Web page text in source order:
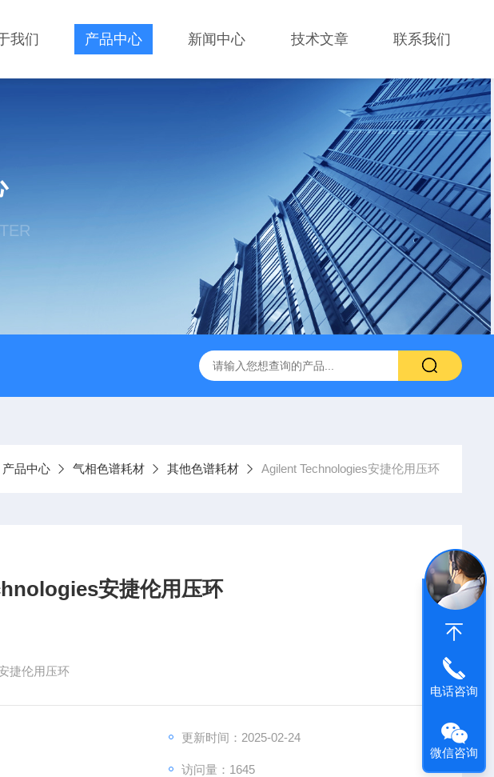
我们 产品中心 新闻中心 技术文章 联系我们
GL Inertsil ODS-3 4.6*250mm/5um 5020-01732 大连依利特Hypersil ODS2
产品中心 气相色谱耗材 其他色谱耗材 Agilent Technologies安捷伦用压环
安捷伦用压环
捷伦用压环
更新时间：2025-02-24
访问量：1645
电话咨询
微信咨询